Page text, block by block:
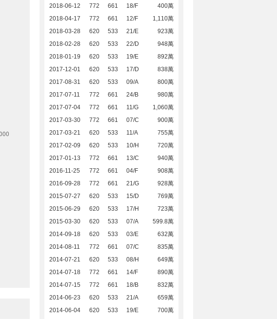
2018-06-12
772 661 18/F
400萬
2018-04-17
772 661 12/F
1,110萬
2018-03-28
620 533 21/E
923萬
2018-02-28
620 533 22/D
948萬
2018-01-19
620 533 19/E
892萬
2017-12-01
620 533 17/D
838萬
2017-08-31
620 533 09/A
800萬
2017-07-11
772 661 24/B
980萬
2017-07-04
772 661 11/G
1,060萬
2017-03-30
772 661 07/C
900萬
2017-03-21
620 533 11/A
755萬
2017-02-09
620 533 10/H
720萬
2017-01-13
772 661 13/C
940萬
2016-11-25
772 661 04/F
908萬
2016-09-28
772 661 21/G
928萬
2015-07-27
620 533 15/D
769萬
2015-06-29
620 533 17/H
723萬
2015-03-30
620 533 07/A
599.8萬
2014-09-18
620 533 03/E
632萬
2014-08-11
772 661 07/C
835萬
2014-07-21
620 533 08/H
649萬
2014-07-18
772 661 14/F
890萬
2014-07-15
772 661 18/B
832萬
2014-06-23
620 533 21/A
659萬
2014-06-04
620 533 19/E
700萬